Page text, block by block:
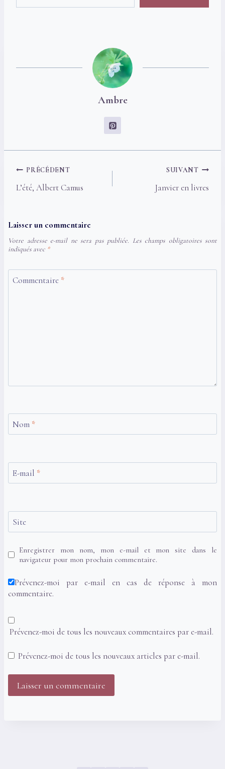
Ambre
Navigation
de
PRÉCÉDENT
L’été, Albert Camus
SUIVANT
Janvier en livres
Laisser un commentaire
Votre adresse e-mail ne sera pas publiée. Les champs obligatoires sont
indiqués avec *
Commentaire *
Nom *
E-mail *
Site
Enregistrer mon nom, mon e-mail et mon site dans le
navigateur pour mon prochain commentaire.
Prévenez-moi par e-mail en cas de réponse à mon
commentaire.
Prévenez-moi de tous les nouveaux commentaires par e-mail.
Prévenez-moi de tous les nouveaux articles par e-mail.